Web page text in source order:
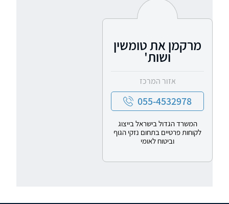
מרקמן את טומשין
ושות'
אזור המרכז
055-4532978
המשרד הגדול בישראל בייצוג
לקוחות פרטיים בתחום נזקי הגוף
וביטוח לאומי